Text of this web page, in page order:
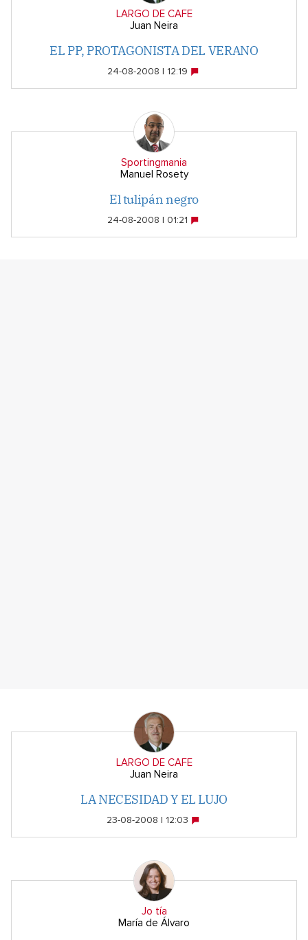
LARGO DE CAFE
Juan Neira
EL PP, PROTAGONISTA DEL VERANO
24-08-2008 | 12:19
Sportingmania
Manuel Rosety
El tulipán negro
24-08-2008 | 01:21
LARGO DE CAFE
Juan Neira
LA NECESIDAD Y EL LUJO
23-08-2008 | 12:03
Jo tía
María de Álvaro